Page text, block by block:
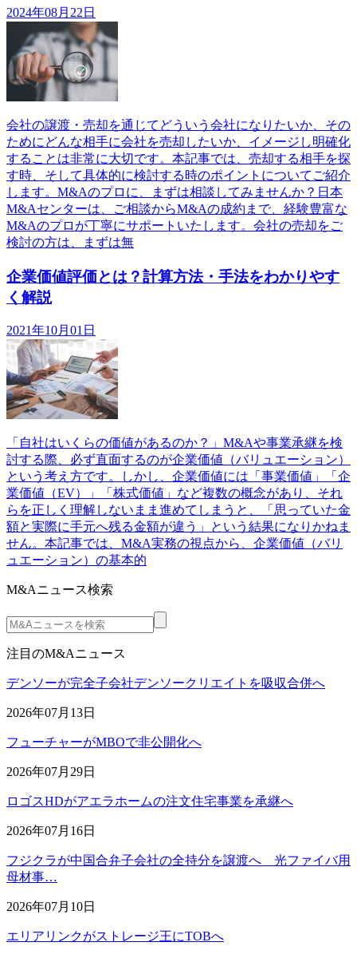
2024年08月22日
会社の譲渡・売却を通じてどういう会社になりたいか、その
ためにどんな相手に会社を売却したいか、イメージし明確化
することは非常に大切です。本記事では、売却する相手を探
す時、そして具体的に検討する時のポイントについてご紹介
します。M&Aのプロに、まずは相談してみませんか？日本
M&Aセンターは、ご相談からM&Aの成約まで、経験豊富な
M&Aのプロが丁寧にサポートいたします。会社の売却をご
検討の方は、まずは無
企業価値評価とは？計算方法・手法をわかりやす
く解説
2021年10月01日
「自社はいくらの価値があるのか？」M&Aや事業承継を検
討する際、必ず直面するのが企業価値（バリュエーション）
という考え方です。しかし、企業価値には「事業価値」「企
業価値（EV）」「株式価値」など複数の概念があり、それ
らを正しく理解しないまま進めてしまうと、「思っていた金
額と実際に手元へ残る金額が違う」という結果になりかねま
せん。本記事では、M&A実務の視点から、企業価値（バリ
ュエーション）の基本的
M&Aニュース検索
注目のM&Aニュース
デンソーが完全子会社デンソークリエイトを吸収合併へ
2026年07月13日
フューチャーがMBOで非公開化へ
2026年07月29日
ロゴスHDがアエラホームの注文住宅事業を承継へ
2026年07月16日
フジクラが中国合弁子会社の全持分を譲渡へ 光ファイバ用
母材事…
2026年07月10日
エリアリンクがストレージ王にTOBへ